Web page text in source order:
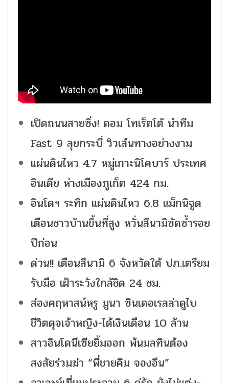
เปิดถนนสายซิ่ง! ดอม โทเร็ตโต้ นำทีม
Fast 9 ลุยกระบี่ วิวเส้นทางอย่างงาม
แผ่นดินไหว 4.7 หมู่เกาะนิโคบาร์ ประเทศ
อินเดีย ห่างเมืองภูเก็ต 424 กม.
อินโดฯ ระทึก แผ่นดินไหว 6.8 แม็กนิจูด
เตือนชาวบ้านขึ้นที่สูง หวั่นสึนามิซัดซ้ำรอย
ปีก่อน
ด่วน!! เตือนสึนามิ 6 จังหวัดใต้ ปภ.เตรียม
รับมือ เฝ้าระวังใกล้ชิด 24 ชม.
ส่องคฤหาสน์หรู มูนา ซินเดอเรลล่าดูไบ
ชีวิตดุจเจ้าหญิง-ได้เงินเดือน 10 ล้าน
สาวอินโดนีเซียยิ้มออก พ้นมลทินต้อง
สงสัยร่วมฆ่า “พี่ชายคิม จองอึน”